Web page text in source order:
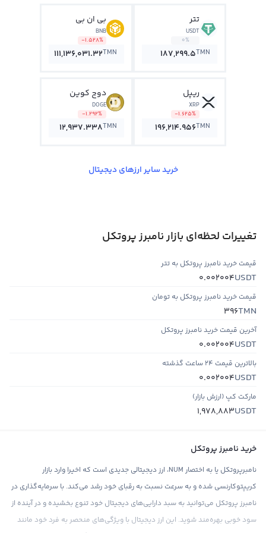
تتر
USDT
0%
187,299.5TMN
بی ان بی
BNB
-1.528%
111,136,031.32TMN
ریپل
XRP
-1.625%
196,214.956TMN
دوج کوین
DOGE
-1.292%
12,937.338TMN
خرید سایر ارزهای دیجیتال
تغییرات لحظه‌ای بازار نامبرز پروتکل
قیمت خرید نامبرز پروتکل به تتر
USDT
0.002004
قیمت خرید نامبرز پروتکل به تومان
TMN
396
آخرین قیمت خرید نامبرز پروتکل
USDT
0.002004
بالاترین قیمت ۲۴ ساعت گذشته
USDT
0.002004
مارکت کپ (ارزش بازار)
USDT
1,978,883
خرید نامبرز پروتکل
نامبرپروتکل یا به اختصار NUM، ارز دیجیتالی جدیدی است که اخیرا وارد بازار
کریپتوکارنسی شده و به سرعت نسبت به رقبای خود رشد می‌کند. با سرمایه‌گذاری در
نامبرز پروتکل می‌توانید به سبد دارایی‌های دیجیتال خود تنوع بخشیده و در آینده از
سود خوبی بهره‌مند شوید. این ارز دیجیتال با ویژگی‌های منحصر به فرد خود مانند